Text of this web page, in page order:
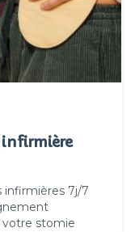
infirmière
infirmières 7j/7
votre stomie